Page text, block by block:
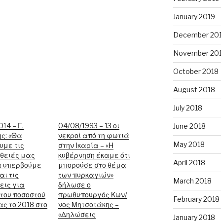
– Γ.
«Θα
τις
μας
υπερβούμε
τις
για
ποσοστού
το 2018 στο
04/08/1993 – 13 οι
νεκροί από τη φωτιά
στην Ικαρία – «Η
κυβέρνηση έκαμε ότι
μπορούσε στο θέμα
των πυρκαγιών»
δήλωσε ο
πρωθυπουργός Κων/
νος Μητσοτάκης –
«Δηλώσεις
January 2019
December
November
October 2018
August 2018
July 2018
June 2018
May 2018
April 2018
March 2018
February 2018
January 2018